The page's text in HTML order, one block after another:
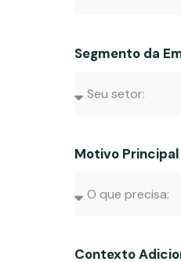
Segmento da
Motivo Principal
Contexto